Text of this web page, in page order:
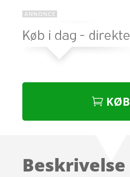
KØB
Beskrivelse